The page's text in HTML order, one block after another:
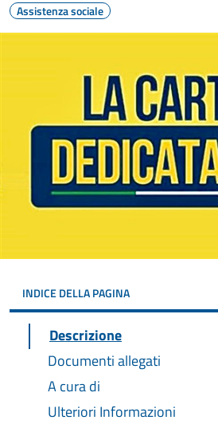
Assistenza sociale
INDICE DELLA PAGINA
Descrizione
Documenti allegati
A cura di
Ulteriori Informazioni